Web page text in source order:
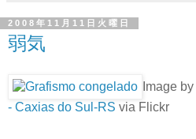
2008年11月11日火曜日
弱気
Image by
- Caxias do Sul-RS via Flickr